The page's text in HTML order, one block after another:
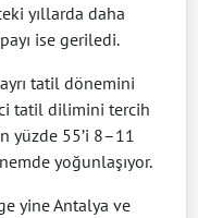
yıllarda daha
ise geriledi.
tatil dönemini
tatil dilimini tercih
yüzde 55’i 8–11
yoğunlaşıyor.
yine Antalya ve